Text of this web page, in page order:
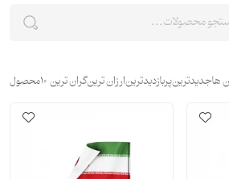
هاجدیدترینپربازدیدترینارزان ترینگران ترین 10محصول